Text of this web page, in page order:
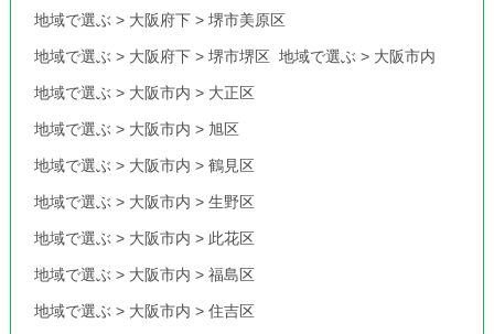
地域で選ぶ > 大阪府下 >堺市美原区
地域で選ぶ > 大阪府下 >堺市堺区 地域で選ぶ > 大阪市内
地域で選ぶ > 大阪市内 > 大正区
地域で選ぶ > 大阪市内 > 旭区
地域で選ぶ > 大阪市内 >鶴見区
地域で選ぶ > 大阪市内 >生野区
地域で選ぶ > 大阪市内 > 此花区
地域で選ぶ > 大阪市内 >福島区
地域で選ぶ > 大阪市内 >住吉区